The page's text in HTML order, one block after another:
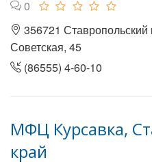
0
356721 Ставропольский
Советская, 45
(86555) 4-60-10
МФЦ Курсавка,
край